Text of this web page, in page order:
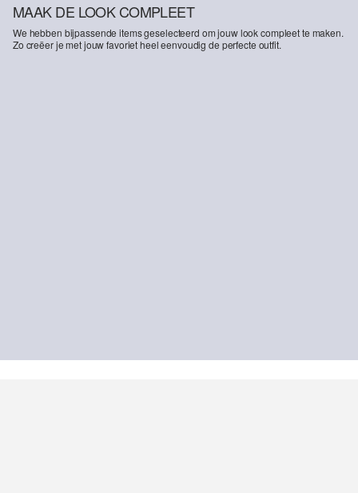
MAAK DE LOOK COMPLEET
We hebben bijpassende items geselecteerd om jouw look compleet te maken.
Zo creëer je met jouw favoriet heel eenvoudig de perfecte outfit.